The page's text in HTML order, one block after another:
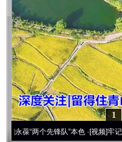
1
“两个先锋队”本色·[视频]牢记初心使